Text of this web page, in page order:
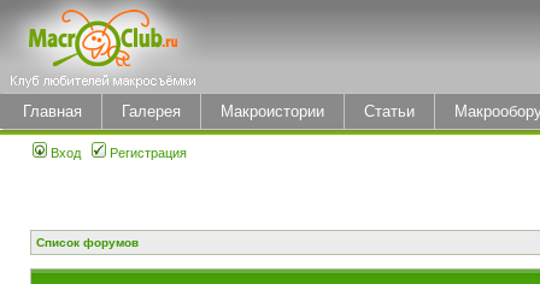
Главная Галерея Макроистории Статьи
Вход Регистрация
Список форумов